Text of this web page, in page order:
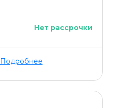
Нет рассрочки
Подробнее